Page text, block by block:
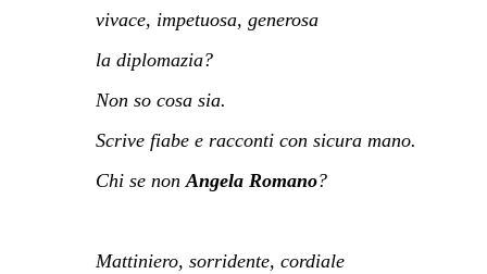
vivace, impetuosa, generosa
la diplomazia?
Non so cosa sia.
Scrive fiabe e racconti con sicura mano.
Chi se nonAngela Romano?
Mattiniero, sorridente, cordiale